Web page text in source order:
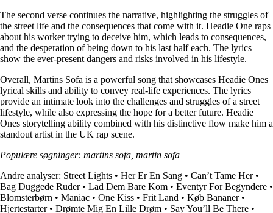
The second verse continues the narrative, highlighting the struggles of
the street life and the consequences that come with it. Headie One raps
about his worker trying to deceive him, which leads to consequences,
and the desperation of being down to his last half each. The lyrics
show the ever-present dangers and risks involved in his lifestyle.
Overall, Martins Sofa is a powerful song that showcases Headie Ones
lyrical skills and ability to convey real-life experiences. The lyrics
provide an intimate look into the challenges and struggles of a street
lifestyle, while also expressing the hope for a better future. Headie
Ones storytelling ability combined with his distinctive flow make him a
standout artist in the UK rap scene.
Populære søgninger: martins sofa, martin sofa
Andre analyser: Street Lights • Her Er En Sang • Can’t Tame Her•
Bag Duggede Ruder• Lad Dem Bare Kom • Eventyr For Begyndere •
Blomsterbørn • Maniac • One Kiss • Frit Land • Køb Bananer•
Hjertestarter• Drømte Mig En Lille Drøm • Say You’ll Be There •